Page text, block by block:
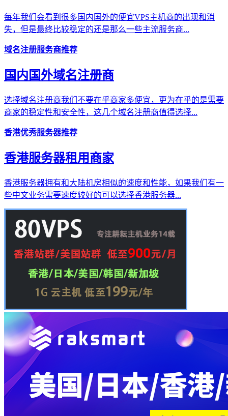
每年我们会看到很多国内国外的便宜VPS主机商的出现和消
失，但是最终比较稳定的还是那么一些主流服务商...
域名注册服务商推荐
国内国外域名注册商
选择域名注册商我们不要在乎商家多便宜，更为在乎的是需要
商家的稳定性和安全性，这几个域名注册商值得选择...
香港优秀服务器推荐
香港服务器租用商家
香港服务器拥有和大陆机房相似的速度和性能，如果我们有一
些中文业务需要速度较好的可以选择香港服务器...